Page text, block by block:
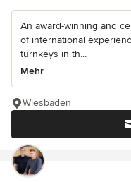
An award-winning and
of international
turnkeys in th...
Mehr
Wiesbaden